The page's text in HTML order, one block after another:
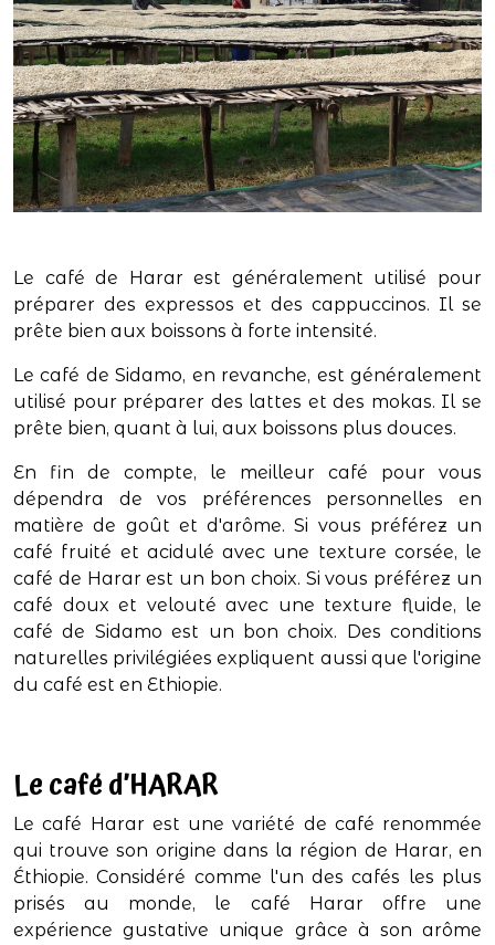
Le café de Harar est généralement utilisé pour
préparer des expressos et des cappuccinos. Il se
prête bien aux boissons à forte intensité.
Le café de Sidamo, en revanche, est généralement
utilisé pour préparer des lattes et des mokas. Il se
prête bien, quant à lui, aux boissons plus douces.
En fin de compte, le meilleur café pour vous
dépendra de vos préférences personnelles en
matière de goût et d'arôme. Si vous préférez un
café fruité et acidulé avec une texture corsée, le
café de Harar est un bon choix. Si vous préférez un
café doux et velouté avec une texture fluide, le
café de Sidamo est un bon choix. Des conditions
naturelles privilégiées expliquent aussi que l'origine
du café est en Ethiopie.
Le café d’HARAR
Le café Harar est une variété de café renommée
qui trouve son origine dans la région de Harar, en
Éthiopie. Considéré comme l'un des cafés les plus
prisés au monde, le café Harar offre une
expérience gustative unique grâce à son arôme